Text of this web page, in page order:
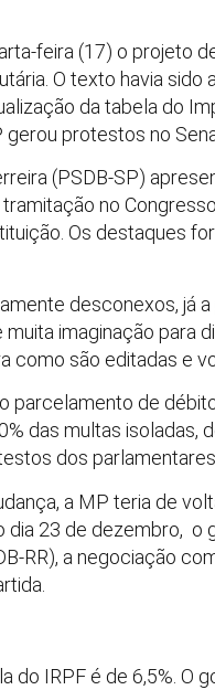
feira (17) o projeto
O texto havia
da tabela do
protestos no
(PSDB-SP)
no
Os destaques
desconexos, já
imaginação para
como são editadas e
parcelamento de
das multas isoladas,
dos parlamentares.
a MP teria de
dia 23 de dezembro, o
RR), a negociação
do IRPF é de 6,5%. O